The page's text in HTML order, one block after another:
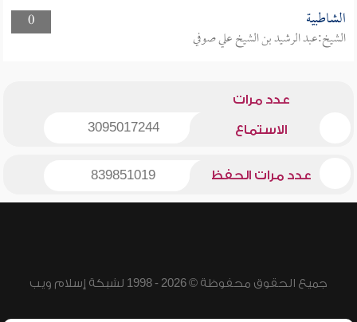
0
الشاطبية
الشيخ:عبد الرشيد بن الشيخ علي صوفي
عدد مرات
الاستماع 3095017244
عدد مرات الحفظ 839851019
جميع الحقوق محفوظة © 2026 - 1998 لشبكة إسلام ويب